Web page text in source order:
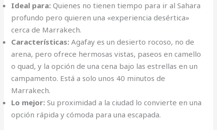
Ideal para: Quienes no tienen tiempo para ir al Sahara
profundo pero quieren una «experiencia desértica»
cerca de Marrakech.
Características: Agafay es un desierto rocoso, no de
arena, pero ofrece hermosas vistas, paseos en camello
o quad, y la opción de una cena bajo las estrellas en un
campamento. Está a solo unos 40 minutos de
Marrakech.
Lo mejor: Su proximidad a la ciudad lo convierte en una
opción rápida y cómoda para una escapada.